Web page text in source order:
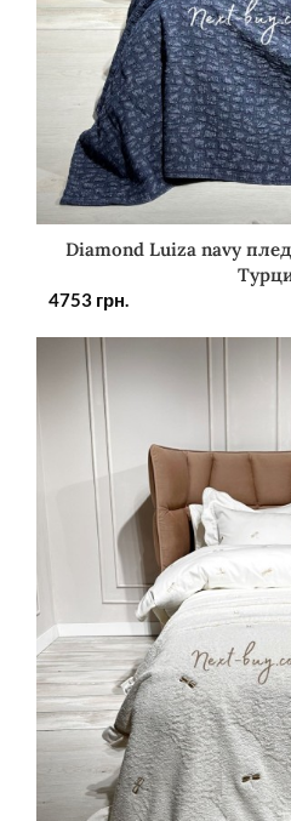
Diamond Luiza navy
4753 грн.